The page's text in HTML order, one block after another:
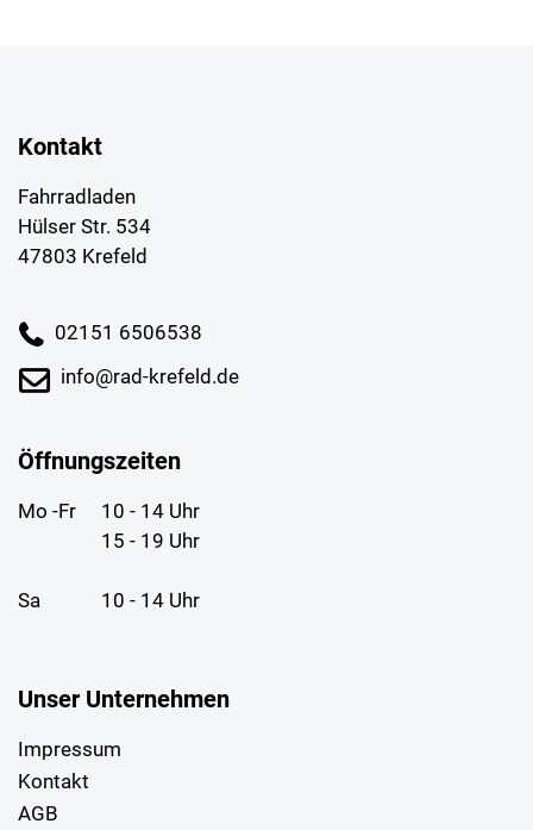
Kontakt
Fahrradladen
Hülser Str. 534
47803 Krefeld
02151 6506538
info@rad-krefeld.de
Öffnungszeiten
Mo -Fr
10 - 14 Uhr
15 - 19 Uhr
Sa 10 - 14 Uhr
Unser Unternehmen
Impressum
Kontakt
AGB